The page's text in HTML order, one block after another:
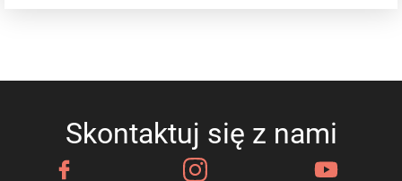
Skontaktuj się z nami